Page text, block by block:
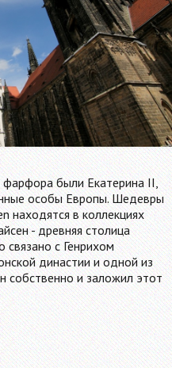
фарфора были Екатерина II,
особы Европы. Шедевры
находятся в коллекциях
- древняя столица
связано с Генрихом
династии и одной из
собственно и заложил этот